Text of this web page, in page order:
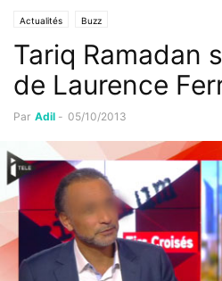
Actualités Buzz
Tariq Ramadan
de Laurence
Par Adil - 05/10/2013